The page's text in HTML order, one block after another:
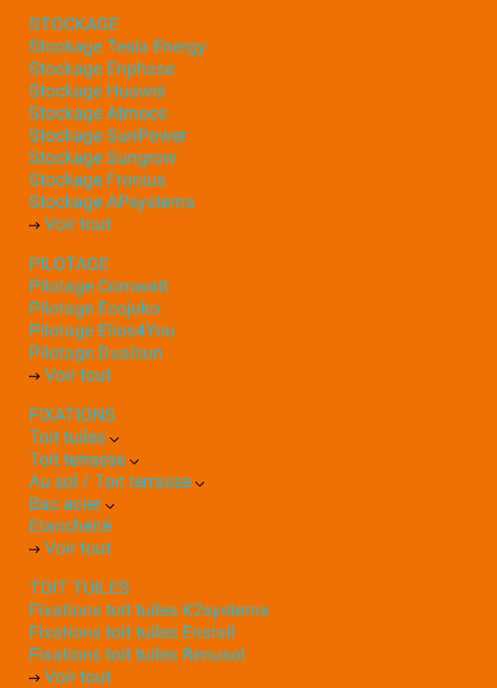
STOCKAGE
Stockage Tesla Energy
Stockage Enphase
Stockage Huawei
Stockage Atmoce
Stockage SunPower
Stockage Sungrow
Stockage Fronius
Stockage APsystems
Voir tout
PILOTAGE
Pilotage Comwatt
Pilotage Ecojoko
Pilotage Elios4You
Pilotage Dualsun
Voir tout
FIXATIONS
Toit tuiles
Toit terrasse
Au sol / Toit terrasse
Bac acier
Etanchéité
Voir tout
TOIT TUILES
Fixations toit tuiles K2systems
Fixations toit tuiles Enstall
Fixations toit tuiles Renusol
Voir tout